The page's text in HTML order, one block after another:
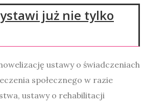
już nie tylko
ustawy o świadczeniach
społecznego w razie
ustawy o rehabilitacji